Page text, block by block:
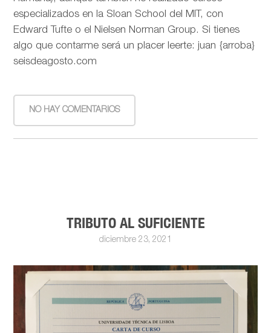
especializados en la Sloan School del MIT, con
Edward Tufte o el Nielsen Norman Group. Si tienes
algo que contarme será un placer leerte: juan {arroba}
seisdeagosto.com
NO HAY COMENTARIOS
TRIBUTO AL SUFICIENTE
diciembre 23, 2021